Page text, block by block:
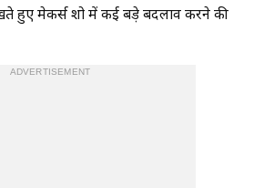
हुए मेकर्स शो में कई बड़े बदलाव करने की
ADVERTISEMENT